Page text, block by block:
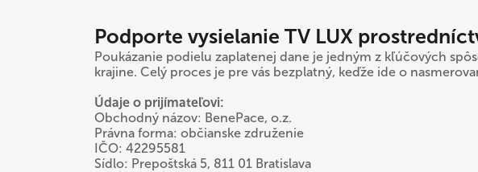
Podporte vysielanie TV LUX
Poukázanie podielu zaplatenej dane je jedným z kľúčových
krajine. Celý proces je pre vás bezplatný, keďže ide o
Údaje o prijímateľovi:
Obchodný názov: BenePace, o.z.
Právna forma: občianske združenie
IČO: 42295581
Sídlo: Prepoštská 5, 811 01 Bratislava